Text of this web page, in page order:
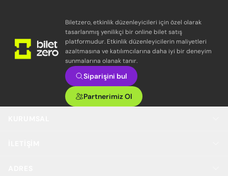
Biletzero, etkinlik düzenleyicileri için özel olarak
tasarlanmış yenilikçi bir online bilet satış
platformudur. Etkinlik düzenleyicilerin maliyetleri
azaltmasına ve katılımcılarına daha iyi bir deneyim
sunmalarına olanak tanır.
Siparişini bul
Partnerimiz Ol